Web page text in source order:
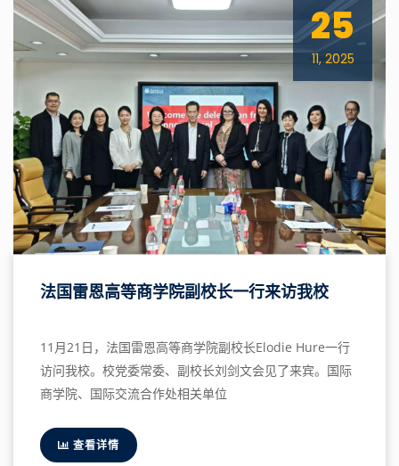
25
11, 2025
法国雷恩高等商学院副校长一行来访我校
11月21日，法国雷恩高等商学院副校长Elodie Hure一行
访问我校。校党委常委、副校长刘剑文会见了来宾。国际
商学院、国际交流合作处相关单位
查看详情